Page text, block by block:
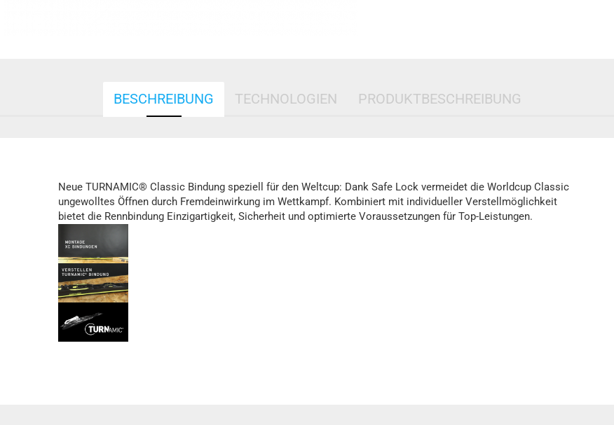
BESCHREIBUNG TECHNOLOGIEN PRODUKTBESCHREIBUNG
Neue TURNAMIC® Classic Bindung speziell für den Weltcup: Dank Safe Lock vermeidet die Worldcup Classic
ungewolltes Öffnen durch Fremdeinwirkung im Wettkampf. Kombiniert mit individueller Verstellmöglichkeit
bietet die Rennbindung Einzigartigkeit, Sicherheit und optimierte Voraussetzungen für Top-Leistungen.